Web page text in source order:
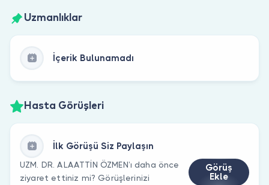
Uzmanlıklar
İçerik Bulunamadı
Hasta Görüşleri
İlk Görüşü Siz Paylaşın
UZM. DR. ALAATTİN ÖZMEN’ı daha önce
ziyaret ettiniz mi? Görüşlerinizi
Görüş
Ekle